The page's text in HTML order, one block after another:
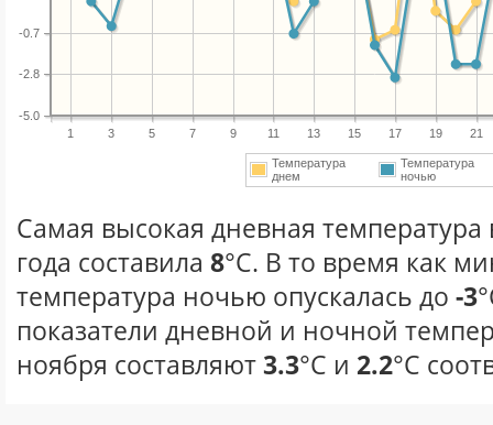
1 3 5 7 9 11 13 15 17 19 21
-5.0
-2.8
-0.7
Температура
днем
Температура
ночью
Самая высокая дневная температура
года составила 8°С. В то время как
температура ночью опускалась до -3
показатели дневной и ночной
ноября составляют3.3°С и 2.2°С